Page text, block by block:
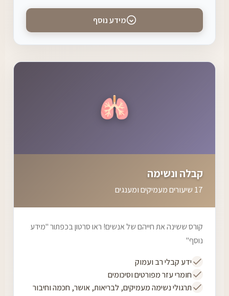
מידע נוסף
🫁
קבלה ונשימה
17 שיעורים מעמיקים ומענגים
קורס ששינה את חייהם של אנשים! ראו סרטון בכפתור "מידע
נוסף"
ידע קבלי רב ועמוק
חומרי עזר מפורטים וסיכומים
תרגולי נשימה מעמיקים, לבריאות, אושר, חכמה וחיבור